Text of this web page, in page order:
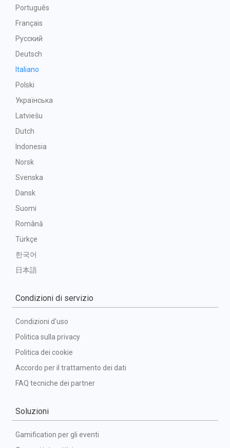
Português
Français
Русский
Deutsch
Italiano
Polski
Українська
Latviešu
Dutch
Indonesia
Norsk
Svenska
Dansk
Suomi
Română
Türkçe
한국어
日本語
Condizioni di servizio
Condizioni d'uso
Politica sulla privacy
Politica dei cookie
Accordo per il trattamento dei dati
FAQ tecniche dei partner
Soluzioni
Gamification per gli eventi